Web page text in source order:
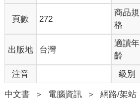
頁數 272
商品規
格
出版地 台灣
適讀年
齡
注音 級別
中文書 ＞ 電腦資訊 ＞ 網路/架站